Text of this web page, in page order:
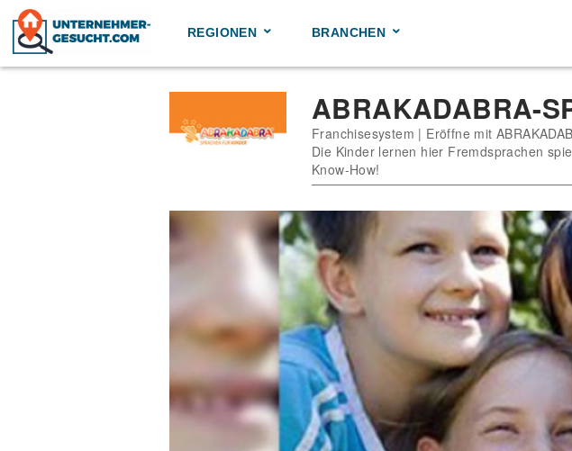
Skip
content
REGIONEN BRANCHEN
ABRAKADABRA-
Franchisesystem | Eröffne mit
Die Kinder lernen hier Fremdsprachen
Know-How!